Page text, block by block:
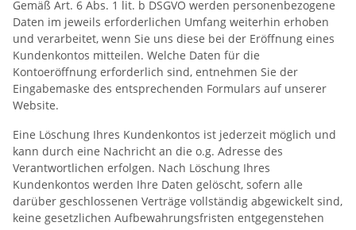
Gemäß Art. 6 Abs. 1 lit. b DSGVO werden personenbezogene
Daten im jeweils erforderlichen Umfang weiterhin erhoben
und verarbeitet, wenn Sie uns diese bei der Eröffnung eines
Kundenkontos mitteilen. Welche Daten für die
Kontoeröffnung erforderlich sind, entnehmen Sie der
Eingabemaske des entsprechenden Formulars auf unserer
Website.
Eine Löschung Ihres Kundenkontos ist jederzeit möglich und
kann durch eine Nachricht an die o.g. Adresse des
Verantwortlichen erfolgen. Nach Löschung Ihres
Kundenkontos werden Ihre Daten gelöscht, sofern alle
darüber geschlossenen Verträge vollständig abgewickelt sind,
keine gesetzlichen Aufbewahrungsfristen entgegenstehen